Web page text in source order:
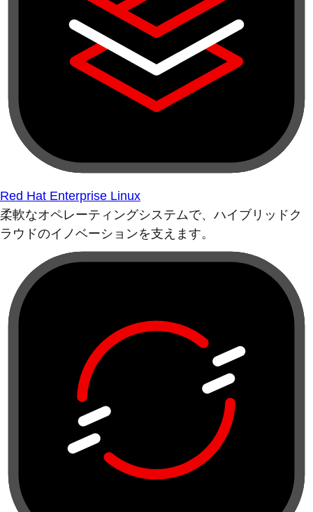
Red Hat Enterprise Linux
柔軟なオペレーティングシステムで、ハイブリッドク
ラウドのイノベーションを支えます。